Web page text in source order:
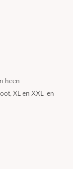
heen
XL en XXL en